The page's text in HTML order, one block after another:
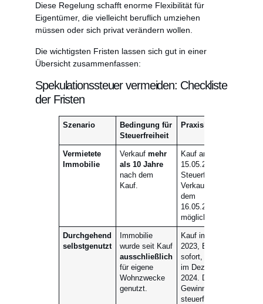
Diese Regelung schafft enorme Flexibilität für
Eigentümer, die vielleicht beruflich umziehen
müssen oder sich privat verändern wollen.
Die wichtigsten Fristen lassen sich gut in einer
Übersicht zusammenfassen:
Spekulationssteuer vermeiden: Checkliste
der Fristen
Szenario
Bedingung für
Steuerfreiheit
Praxisbeispiel
Vermietete
Immobilie
Verkaufmehr
als 10 Jahre
nach dem
Kauf.
Kauf am
15.05.2014.
Steuerfreier
Verkauf ist ab
dem
16.05.2024
möglich.
Durchgehend
selbstgenutzt
Immobilie
wurde seit Kauf
ausschließlich
für eigene
Wohnzwecke
genutzt.
Kauf im Januar
2023, Einzug
sofort, Verkauf
im Dezember
2024. Der
Gewinn ist
steuerfrei.